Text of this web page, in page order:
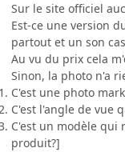
Sur le site officiel
Est-ce une version
partout et un son
Au vu du prix cela
Sinon, la photo n'a
C'est une photo
C'est l'angle de vue
C'est un modèle qui
produit?]